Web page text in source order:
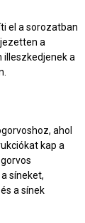
el a sorozatban
a
illeszkedjenek a
ahol
kap a
síneket,
a sínek